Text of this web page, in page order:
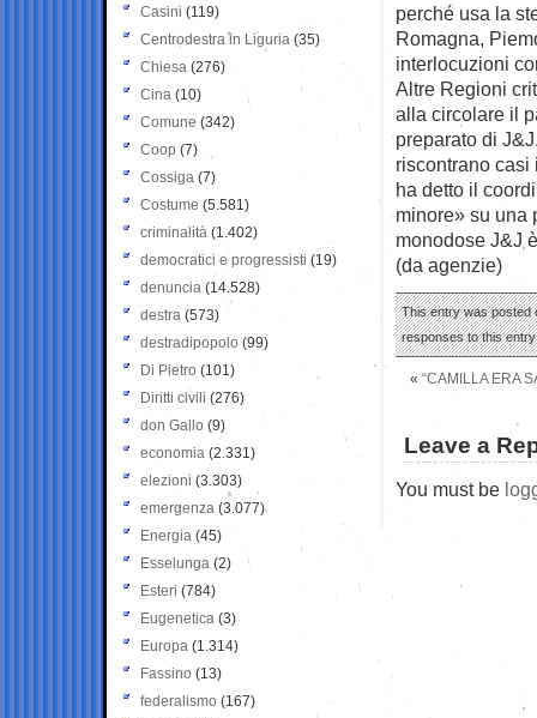
perché usa la
Romagna,
interlocuzioni
Altre Regioni
alla circolare il
preparato di
riscontrano
ha detto il
minore» su una
monodose J&J
(da agenzie)
This entry was posted
responses to this
« “CAMILLA ERA
Leave a
You must be
Casini (119)
Centrodestra in Liguria (35)
Chiesa (276)
Cina (10)
Comune (342)
Coop (7)
Cossiga (7)
Costume (5.581)
criminalità (1.402)
democratici e progressisti (19)
denuncia (14.528)
destra (573)
destradipopolo (99)
Di Pietro (101)
Diritti civili (276)
don Gallo (9)
economia (2.331)
elezioni (3.303)
emergenza (3.077)
Energia (45)
Esselunga (2)
Esteri (784)
Eugenetica (3)
Europa (1.314)
Fassino (13)
federalismo (167)